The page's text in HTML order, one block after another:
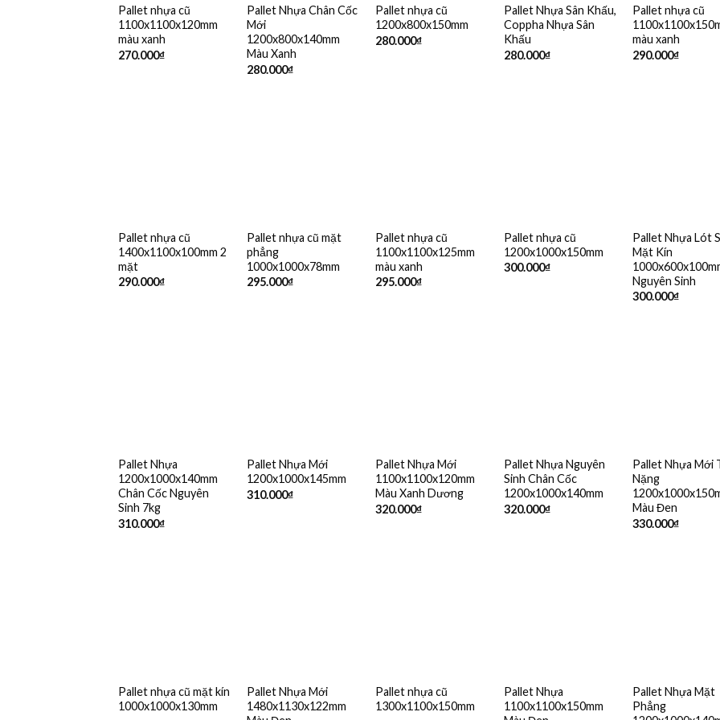
Pallet nhựa cũ
1100x1100x120mm
màu xanh
270.000₫
Pallet Nhựa Chân Cốc
Mới
1200x800x140mm
Màu Xanh
280.000₫
Pallet nhựa cũ
1200x800x150mm
280.000₫
Pallet Nhựa Sân Khấu,
Coppha Nhựa Sân
Khấu
280.000₫
Pallet nhựa cũ
màu xanh
290.000₫
Pallet nhựa cũ
1400x1100x100mm 2
mặt
290.000₫
Pallet nhựa cũ mặt
phẳng
1000x1000x78mm
295.000₫
Pallet nhựa cũ
1100x1100x125mm
màu xanh
295.000₫
Pallet nhựa cũ
1200x1000x150mm
300.000₫
Pallet Nhựa Lót
Mặt Kín
Nguyên Sinh
300.000₫
Pallet Nhựa
1200x1000x140mm
Chân Cốc Nguyên
Sinh 7kg
310.000₫
Pallet Nhựa Mới
1200x1000x145mm
310.000₫
Pallet Nhựa Mới
1100x1100x120mm
Màu Xanh Dương
320.000₫
Pallet Nhựa Nguyên
Sinh Chân Cốc
1200x1000x140mm
320.000₫
Pallet Nhựa Mới
Nặng
Màu Đen
330.000₫
Pallet nhựa cũ mặt kín
1000x1000x130mm
Pallet Nhựa Mới
1480x1130x122mm
Pallet nhựa cũ
1300x1100x150mm
Pallet Nhựa
1100x1100x150mm
Pallet Nhựa Mặt
Phẳng